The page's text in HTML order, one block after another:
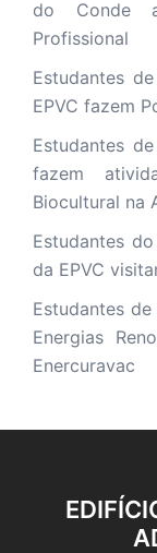
do Conde
Profissional
Estudantes
EPVC fazem
Estudantes
fazem
Biocultural na
Estudantes
da EPVC
Estudantes
Energias
Enercuravac